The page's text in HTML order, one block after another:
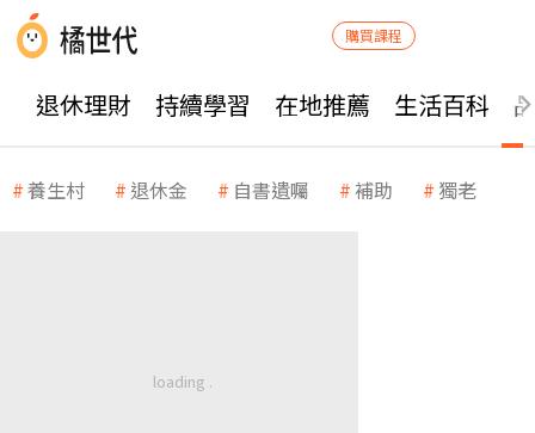
購買課程
退休理財 持續學習 在地推薦 生活百科
養生村 退休金 自書遺囑 補助 獨老